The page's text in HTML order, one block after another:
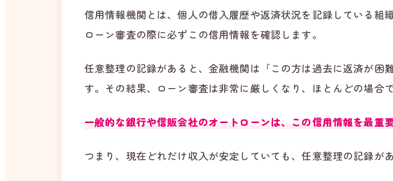
信用情報機関とは、個人の借入履歴や返済状況を記録している組
ローン審査の際に必ずこの信用情報を確認します。
任意整理の記録があると、金融機関は「この方は過去に返済が
す。その結果、ローン審査は非常に厳しくなり、ほとんどの場合
一般的な銀行や信販会社のオートローンは、この信用情報を最重
つまり、現在どれだけ収入が安定していても、任意整理の記録が